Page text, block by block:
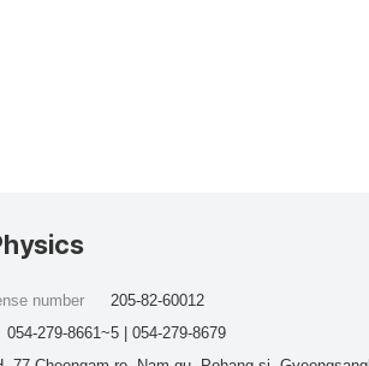
number
205-82-60012
054-279-8661~5 | 054-279-8679